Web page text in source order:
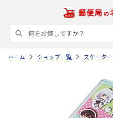
ホーム ショップ一覧 スケーター